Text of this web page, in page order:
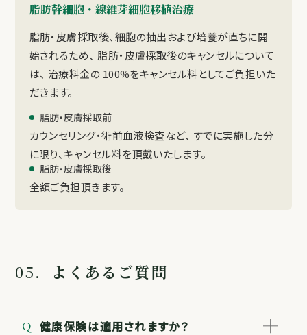
脂肪幹細胞・線維芽細胞移植治療
脂肪・皮膚採取後、細胞の抽出および培養が直ちに開
始されるため、 脂肪・皮膚採取後のキャンセルについて
は、 治療料金の 100%をキャンセル料としてご負担いた
だきます。
脂肪・皮膚採取前
カウンセリング・術前血液検査など、 すでに実施した分
に限り、キャンセル料を頂戴いたします。
脂肪・皮膚採取後
全額ご負担頂きます。
05. よくあるご質問
健康保険は適用されますか？